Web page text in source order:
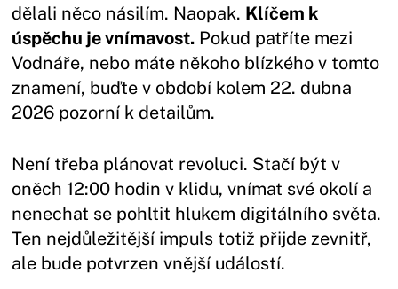
dělali něco násilím. Naopak. Klíčem k
úspěchu je vnímavost. Pokud patříte mezi
Vodnáře, nebo máte někoho blízkého v tomto
znamení, buďte v období kolem 22. dubna
2026 pozorní k detailům.
Není třeba plánovat revoluci. Stačí být v
oněch 12:00 hodin v klidu, vnímat své okolí a
nenechat se pohltit hlukem digitálního světa.
Ten nejdůležitější impuls totiž přijde zevnitř,
ale bude potvrzen vnější událostí.